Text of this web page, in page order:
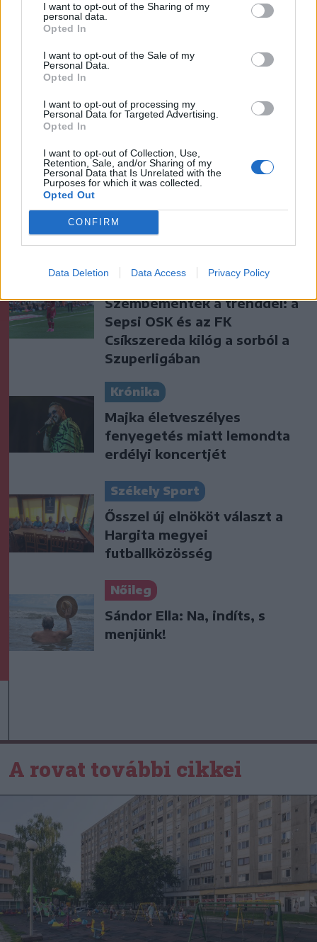
I want to opt-out of the Sharing of my
personal data.
Opted In
I want to opt-out of the Sale of my
Personal Data.
Opted In
I want to opt-out of processing my
Personal Data for Targeted Advertising.
Opted In
I want to opt-out of Collection, Use,
Retention, Sale, and/or Sharing of my
Personal Data that Is Unrelated with the
Purposes for which it was collected.
Opted Out
CONFIRM
Data Deletion Data Access Privacy Policy
Ezek is érdekelhetik
megfenyegették Majkát,
Székelyhon
hajtott háznak egy
csíkszeredai férfi
Székely Sport
Szembementek a trenddel: a
Sepsi OSK és az FK
Csíkszereda kilóg a sorból a
Szuperligában
Krónika
Majka életveszélyes
fenyegetés miatt lemondta
erdélyi koncertjét
Székely Sport
Ősszel új elnököt választ a
Hargita megyei
futballközösség
Nőileg
Sándor Ella: Na, indíts, s
menjünk!
A rovat további cikkei